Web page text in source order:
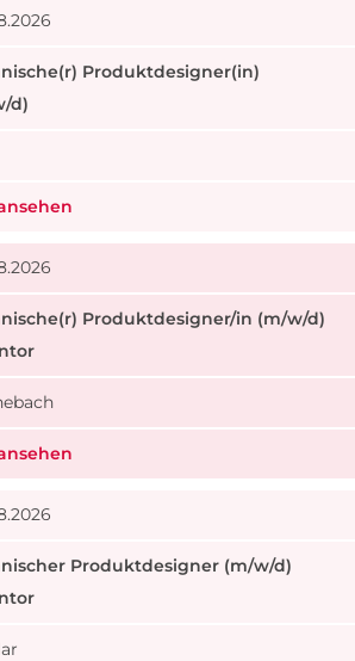
Produktdesigner(in)
d)
Produktdesigner/in (m/w/d)
Produktdesigner (m/w/d)